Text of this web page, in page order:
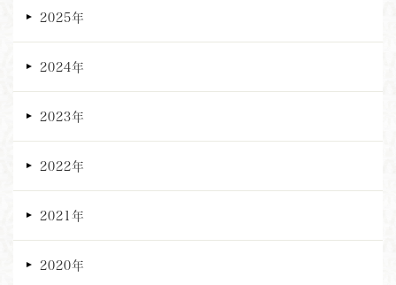
2025年
2024年
2023年
2022年
2021年
2020年